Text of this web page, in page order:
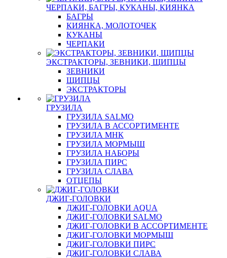
ЧЕРПАКИ, БАГРЫ, КУКАНЫ, КИЯНКА
БАГРЫ
КИЯНКА, МОЛОТОЧЕК
КУКАНЫ
ЧЕРПАКИ
ЭКСТРАКТОРЫ, ЗЕВНИКИ, ЩИПЦЫ
ЗЕВНИКИ
ЩИПЦЫ
ЭКСТРАКТОРЫ
ГРУЗИЛА
ГРУЗИЛА SALMO
ГРУЗИЛА В АССОРТИМЕНТЕ
ГРУЗИЛА МНК
ГРУЗИЛА МОРМЫШ
ГРУЗИЛА НАБОРЫ
ГРУЗИЛА ПИРС
ГРУЗИЛА СЛАВА
ОТЦЕПЫ
ДЖИГ-ГОЛОВКИ
ДЖИГ-ГОЛОВКИ AQUA
ДЖИГ-ГОЛОВКИ SALMO
ДЖИГ-ГОЛОВКИ В АССОРТИМЕНТЕ
ДЖИГ-ГОЛОВКИ МОРМЫШ
ДЖИГ-ГОЛОВКИ ПИРС
ДЖИГ-ГОЛОВКИ СЛАВА